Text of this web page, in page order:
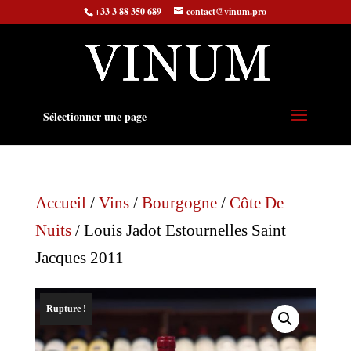
+33 3 88 350 689 contact@vinum.pro
Sélectionner une page
Accueil/ Vins/ Bourgogne/ Côte De
Nuits/ Louis Jadot Estournelles Saint
Jacques 2011
Rupture !